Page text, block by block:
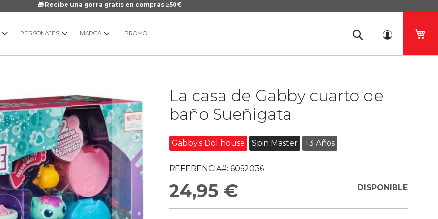
🎁 Recibe una gorra gratis en compras ≥50€
PERSONAJES MARCA PROMO
La casa de Gabby cuarto de
baño Sueñigata
Gabby's Dollhouse Spin Master +3 Años
REFERENCIA#: 6062036
24,95 € DISPONIBLE
galería
imágenes